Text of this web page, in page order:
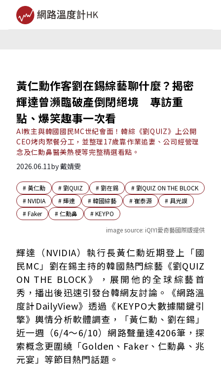
黃仁勳作客劉在錫綜藝聊什麼？揭密
輝達曾瀕臨破產倒閉絕境 專訪重
點、爆笑趣事一次看
AI教主與韓國國民MC世紀會面！韓綜《劉QUIZ》上公開
CEO烤肉聚餐分工，並整理17歲靠作業追妻、公司經營理
念及仁勳鼻醫美熱梗等完整精選看點。
2026.06.11by戴婧雯
# 黃仁勳 #劉QUIZ #劉在錫 #劉QUIZ ON THE BLOCK
#NVIDIA #輝達 #韓國綜藝 #崔泰源 #具光謨
#Faker #仁勳鼻 #KEYPO
image source: iQIYI愛奇藝國際版提供
弘大兆元宴誰烤肉？黃仁勳笑談「韓版兆元宴」與網咖情懷
從基層工作到創業歷程 黃仁勳談輝達面臨的挑戰與企業
節目趣事大盤點！「仁勳鼻」醫美熱梗與加碼紅包
不戴手錶專注此刻！10年後仍要天天拯救輝達
輝達（NVIDIA）執行長黃仁勳近期登上「國
民MC」劉在錫主持的韓國熱門綜藝《劉QUIZ
ON THE BLOCK》，展開他的全球綜藝首
秀，播出後迅速引發台韓網友討論。《網路溫
度計DailyView》透過《KEYPO大數據關鍵引
擎》輿情分析軟體調查，「黃仁勳、劉在錫」
近一週（6/4～6/10）網路聲量達4206筆，探
索概念更圍繞「Golden、Faker、仁勳鼻、兆
元宴」等節目熱門話題。